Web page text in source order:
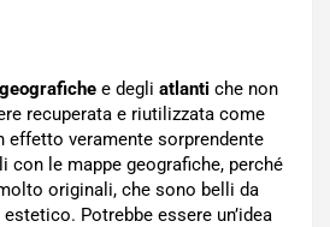
e degli atlanti che non
recuperata e riutilizzata come
effetto veramente sorprendente
con le mappe geografiche, perché
originali, che sono belli da
Potrebbe essere un’idea